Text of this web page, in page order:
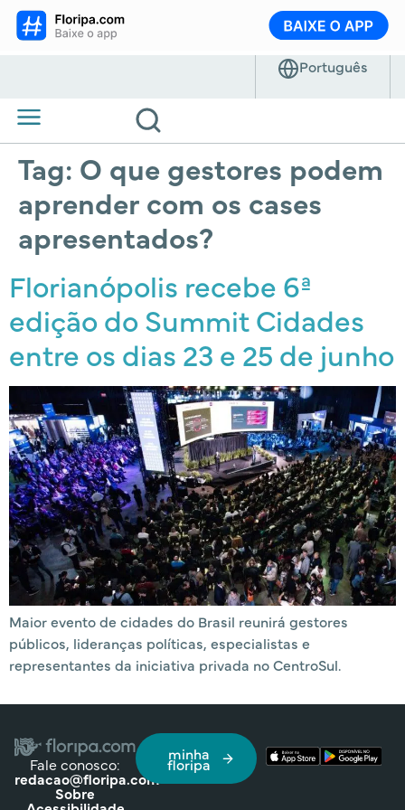
Tag: O que gestores podem
aprender com os cases
apresentados?
Florianópolis recebe 6ª
edição do Summit Cidades
entre os dias 23 e 25 de junho
Maior evento de cidades do Brasil reunirá gestores
públicos, lideranças políticas, especialistas e
representantes da iniciativa privada no CentroSul.
Fale conosco:
redacao@floripa.com
Sobre
minha
floripa